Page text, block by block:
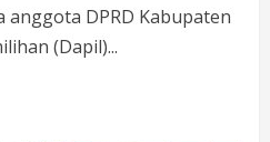
anggota DPRD Kabupaten
(Dapil)...